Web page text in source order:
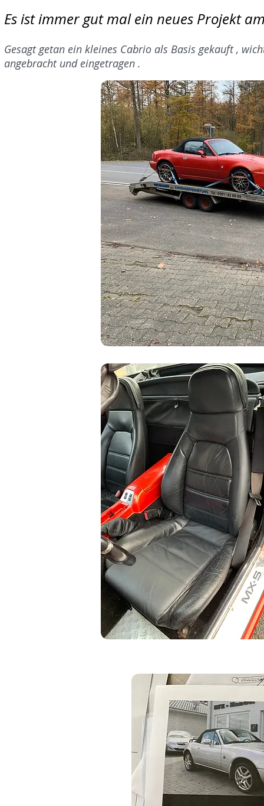
Es ist immer gut mal ein neues Projekt
Gesagt getan ein kleines Cabrio als Basis gekauft ,
angebracht und eingetragen .